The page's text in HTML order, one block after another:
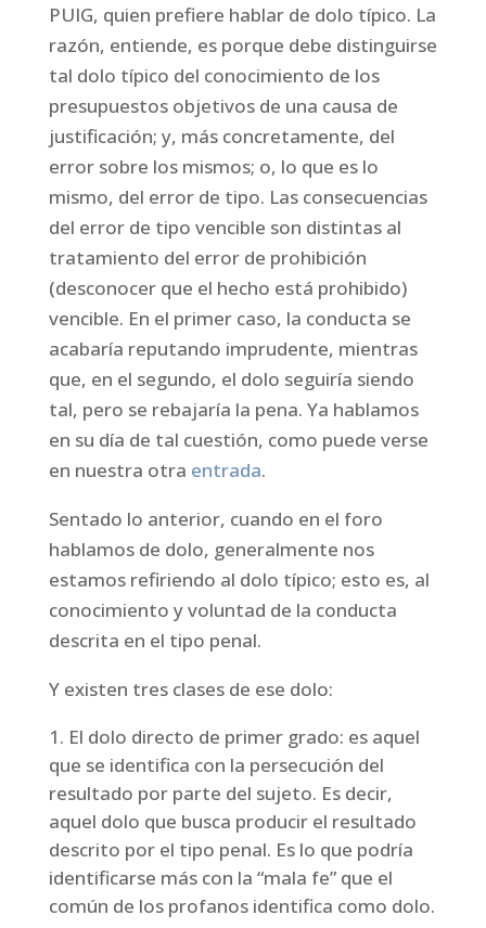
PUIG, quien prefiere hablar de dolo típico. La
razón, entiende, es porque debe distinguirse
tal dolo típico del conocimiento de los
presupuestos objetivos de una causa de
justificación; y, más concretamente, del
error sobre los mismos; o, lo que es lo
mismo, del error de tipo. Las consecuencias
del error de tipo vencible son distintas al
tratamiento del error de prohibición
(desconocer que el hecho está prohibido)
vencible. En el primer caso, la conducta se
acabaría reputando imprudente, mientras
que, en el segundo, el dolo seguiría siendo
tal, pero se rebajaría la pena. Ya hablamos
en su día de tal cuestión, como puede verse
en nuestra otra entrada.
Sentado lo anterior, cuando en el foro
hablamos de dolo, generalmente nos
estamos refiriendo al dolo típico; esto es, al
conocimiento y voluntad de la conducta
descrita en el tipo penal.
Y existen tres clases de ese dolo:
El dolo directo de primer grado: es aquel
que se identifica con la persecución del
resultado por parte del sujeto. Es decir,
aquel dolo que busca producir el resultado
descrito por el tipo penal. Es lo que podría
identificarse más con la “mala fe” que el
común de los profanos identifica como dolo.